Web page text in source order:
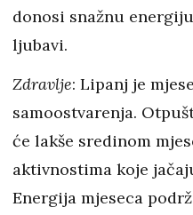
donosi snažnu
ljubavi.
Zdravlje: Lipanj je
samoostvarenja.
će lakše sredinom
aktivnostima koje
Energija mjeseca